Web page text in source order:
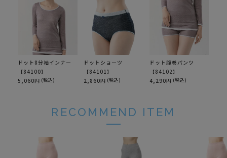
ドット8分袖インナー
【84100】
5,060円 (税込)
ドットショーツ
【84101】
2,860円 (税込)
ドット腹巻パンツ
【84102】
4,290円 (税込)
RECOMMEND ITEM